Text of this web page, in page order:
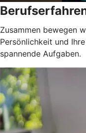
Zusammen bewegen
Persönlichkeit und
spannende Aufgaben.